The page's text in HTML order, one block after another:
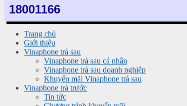
18001166
Trang chủ
Giới thiệu
Vinaphone trả sau
Vinaphone trả sau cá nhân
Vinaphone trả sau doanh nghiệp
Khuyến mãi Vinaphone trả sau
Vinaphone trả trước
Tin tức